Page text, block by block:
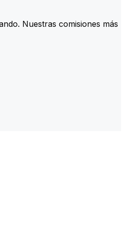
Nuestras comisiones más